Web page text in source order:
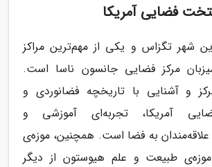
فضایی آمریکا
شهر تگزاس و یکی از مهم‌ترین مراکز
مرکز فضایی جانسون ناسا است.
و آشنایی با تاریخچه فضانوردی و
آمریکا، تجربه‌ای آموزشی و
علاقه‌مندان به فضا است. همچنین، موزه‌ی
طبیعت و علم هیوستون از دیگر